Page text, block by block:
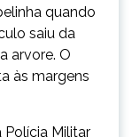
quando
saiu da
arvore. O
às margens
Militar